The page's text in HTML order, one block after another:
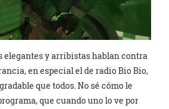
elegantes y arribistas hablan contra
en especial el de radio Bio Bio,
que todos. No sé cómo le
que cuando uno lo ve por